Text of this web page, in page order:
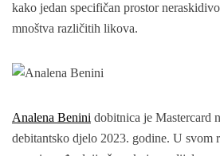
kako jedan specifičan prostor
mnoštva različitih likova.
Analena Benini dobitnica je Mastercard
debitantsko djelo 2023. godine. U svom